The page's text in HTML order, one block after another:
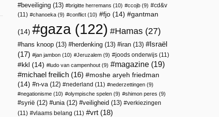
beveiliging (13) brigitte herremans (10) ccojb (9)
cd&v
(11)
chanoeka (9) conflict (10) fjo (14) gantman
(14) gaza(122) Hamas (27)
hans knoop (13) herdenking (13) iran (13)
Israël
(17)
jan jambon (10) Jeruzalem (9) joods onderwijs (11)
kkl (14) ludo van campenhout (9) magazine (19)
michael freilich (16)
moshe aryeh friedman
(14)
n-va(12) nederland (11) nederzettingen (9)
negationisme (10) olympische spelen (9) shimon peres (9)
syrië (12) unia(12) veiligheid (13)
verkiezingen
(11)
vlaams belang (11) vrt (18)